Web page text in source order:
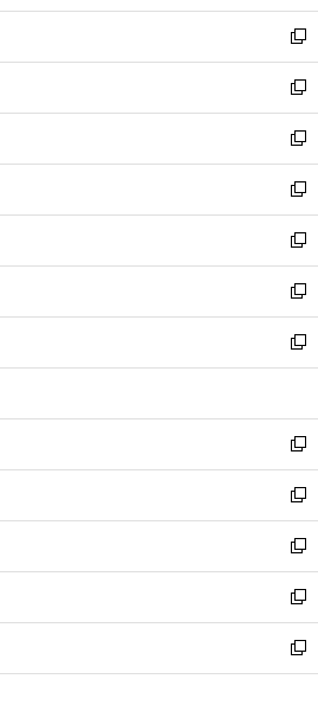
開
く
ウ
で
開
く
ン
ド
ウ
で
開
く
ウ
ィ
ン
ド
ウ
で
開
く
し
い
ウ
ィ
ン
ド
ウ
で
開
く
新
し
い
ウ
ィ
ン
ド
ウ
で
開
く
新
し
い
ウ
ィ
ン
ド
ウ
で
開
く
新
し
い
ウ
ィ
ン
ド
ウ
で
開
新
し
い
ウ
ィ
ン
ド
ウ
開
く
新
し
い
ウ
ィ
ン
ウ
で
開
く
新
し
い
ウ
ン
ド
ウ
で
開
く
新
し
ウ
ィ
ン
ド
ウ
で
開
く
新
し
い
ウ
ィ
ン
ド
ウ
で
開
新
し
い
ウ
ィ
ン
ド
ウ
新
し
い
ウ
ィ
ン
新
し
い
ウ
新
し